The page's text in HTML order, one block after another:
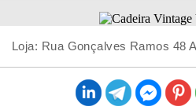
Loja: Rua Gonçalves Ramos 48